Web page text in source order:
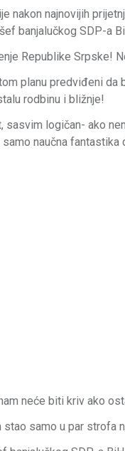
nakon najnovijih
banjalučkog SDP-a
Republike Srpske!
planu predviđeni
rodbinu i bližnje!
sasvim logičan- ako
naučna
neće biti kriv ako
samo u par strofa